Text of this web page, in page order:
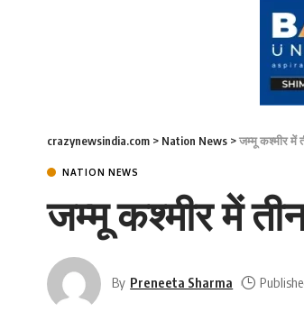
crazynewsindia.com > Nation News >जम्मू कश्मीर में
NATION NEWS
जम्मू कश्मीर में
By Preneeta Sharma